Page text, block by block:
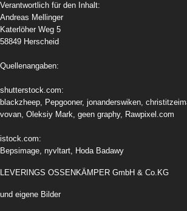
Verantwortlich für den Inhalt:
Andreas Mellinger
Katerlöher Weg 5
58849 Herscheid
Quellenangaben:
shutterstock.com:
blackzheep, Pepgooner, jonanderswiken,
vovan, Oleksiy Mark, geen graphy, Rawpixel.com
istock.com:
Bepsimage, nyvltart, Hoda Badawy
LEVERINGS OSSENKÄMPER GmbH & Co.KG
und eigene Bilder